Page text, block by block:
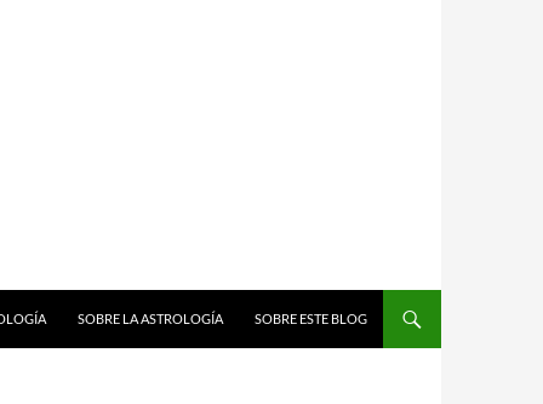
SOBRE LA ASTROLOGÍA SOBRE ESTE BLOG